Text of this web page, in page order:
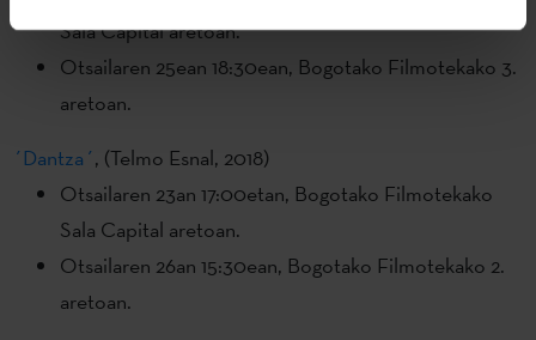
Sala Capital aretoan.
Otsailaren 25ean 18:30ean, Bogotako Filmotekako 3.
aretoan.
´Dantza´, (Telmo Esnal, 2018)
Otsailaren 23an 17:00etan, Bogotako Filmotekako
Sala Capital aretoan.
Otsailaren 26an 15:30ean, Bogotako Filmotekako 2.
aretoan.